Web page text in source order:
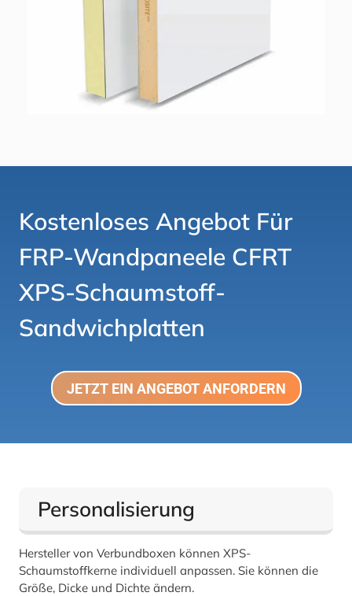
Kostenloses Angebot Für
FRP-Wandpaneele CFRT
XPS-Schaumstoff-
Sandwichplatten
JETZT EIN ANGEBOT ANFORDERN
Personalisierung
Hersteller von Verbundboxen können XPS-
Schaumstoffkerne individuell anpassen. Sie können die
Größe, Dicke und Dichte ändern.